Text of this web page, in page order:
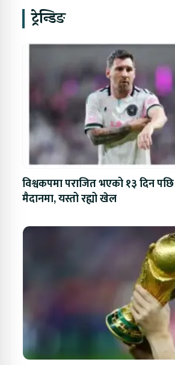
ट्रेन्डिङ
विश्वकपमा पराजित भएको १३ दिन
मैदानमा, यस्तो रह्यो खेल